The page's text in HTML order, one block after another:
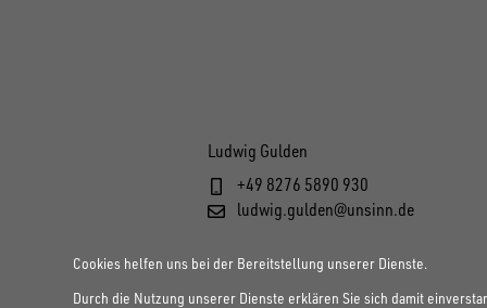
Ludwig Gulden
+49 8276 5890 930
ludwig.gulden@unsinn.de
Cookies helfen uns bei der Bereitstellung unserer Dienste.
Durch die Nutzung unserer Dienste erklären Sie sich damit